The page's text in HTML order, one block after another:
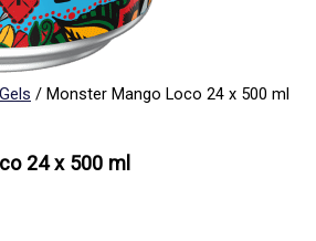
/ Monster Mango Loco 24 x 500 ml
24 x 500 ml